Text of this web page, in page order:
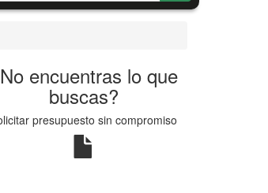
encuentras lo que
buscas?
presupuesto sin compromiso